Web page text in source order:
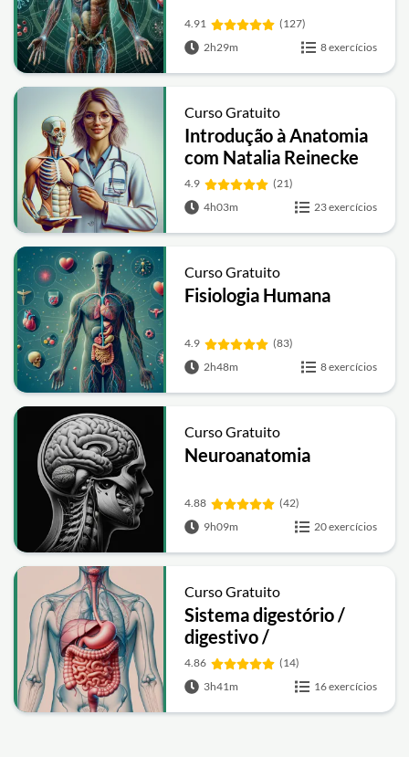
4.91
(127)
2h29m
8 exercícios
Curso Gratuito
Introdução à Anatomia
com Natalia Reinecke
4.9
(21)
4h03m
23 exercícios
Curso Gratuito
Fisiologia Humana
4.9
(83)
2h48m
8 exercícios
Curso Gratuito
Neuroanatomia
4.88
(42)
9h09m
20 exercícios
Curso Gratuito
Sistema digestório /
digestivo /
gastrointestinal
4.86
(14)
3h41m
16 exercícios